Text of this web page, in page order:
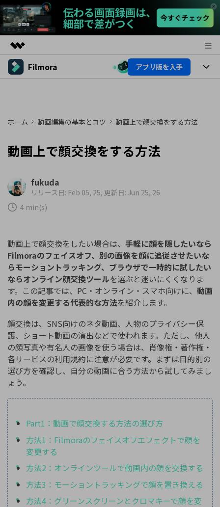
製品
ソリューション
Filmora アプリ版を入手
AI機能
AIヒント
活用法
ビデオソリューション
動画編集のコツ
サポート
ブランド紹介
検索
ホーム 動画編集の基本とコツ 動画上で顔交換をする方法
動画上で顔交換をする方法
fukuda
リリース日: Feb 05, 25, 更新日: Jun 25, 26
4 min(s)
動画上で顔交換をしたい場合は、 手軽に顔を隠したいなら
Filmoraのフェイスオフ、別の画像を顔に追従させたいな
らモーショントラッキング、ブラウザで一時的に試したい
ならオンライン顔交換ツールを選ぶと迷いにくくなりま
す。この記事では、PC・オンライン・スマホ向けに、 動画
内の顔を変更する代表的な方法を紹介します。
顔交換は、SNS向けのネタ動画、人物のプライバシー保
護、ショート動画の演出などで使われます。ただし、他人
の顔写真や有名人の画像を使う場合は、肖像権・著作権・
各サービスの利用規約に注意が必要です。まずは目的別の
選び方を確認し、自分の動画に合う方法から試してみまし
ょう。
Part1：動画で顔交換する方法の選び方
方法1：Filmoraのフェイスオフエフェクトで顔を
変更する
方法2：オンラインツールで動画内の顔を交換する
方法3：モーショントラッキングで顔を置き換える
方法4：グリーンスクリーンとクロマキーで顔を変